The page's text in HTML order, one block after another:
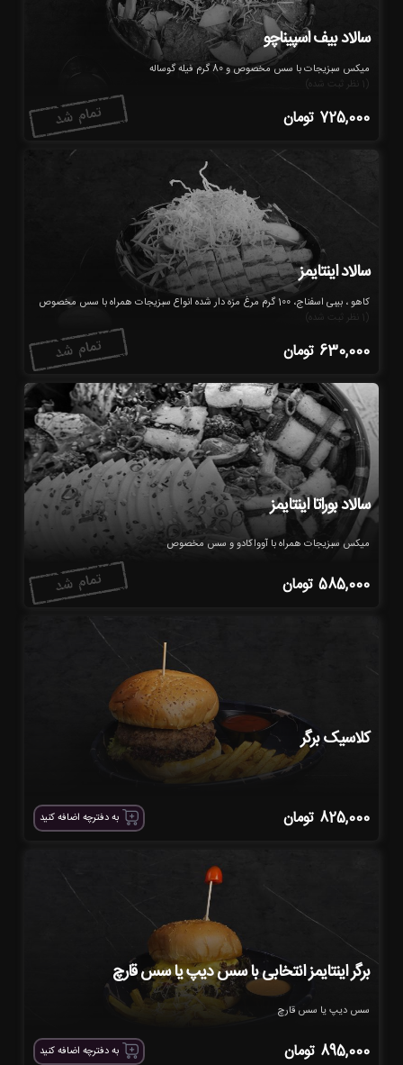
سالاد بیف اسپیناچو
میکس سبزیجات با سس مخصوص و 80 گرم فیله گوساله
725,000 تومان
سالاد اینتایمز
کاهو ، بیبی اسفناج، 100 گرم مرغ مزه دار شده انواع سبزیجات همراه با سس مخصوص
630,000 تومان
سالاد بوراتا اینتایمز
میکس سبزیجات همراه با آوواکادو و سس مخصوص
585,000 تومان
کلاسیک برگر
825,000 تومان به دفترچه اضافه کنید
برگر اینتایمز انتخابی با سس دیپ یا سس قارچ
سس دیپ یا سس قارچ
895,000 تومان به دفترچه اضافه کنید